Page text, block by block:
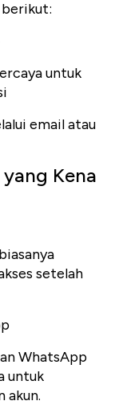
berikut:
untuk
email atau
Kena
setelah
WhatsApp
untuk
akun.